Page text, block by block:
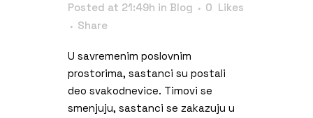
Posted at 21:49h in Blog 0 Likes
Share
U savremenim poslovnim
prostorima, sastanci su postali
deo svakodnevice. Timovi se
smenjuju, sastanci se zakazuju u